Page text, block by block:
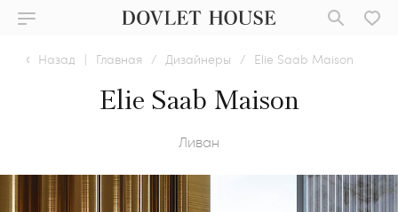
Назад | Главная / Дизайнеры / Elie Saab Maison
Elie Saab Maison
Ливан